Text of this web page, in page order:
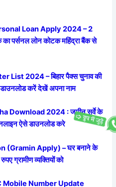
Loan Apply 2024 – 2
पर्सनल लोन कोटक महिंद्रा बैंक से
2024 – बिहार पैक्स चुनाव की
करें देखें अपना नाम
Download 2024 : जमीन सर्वे के
ऐसे डाउनलोड करे
(Gramin Apply) – घर बनाने के
ग्रामीण व्यक्तियों को
Mobile Number Update